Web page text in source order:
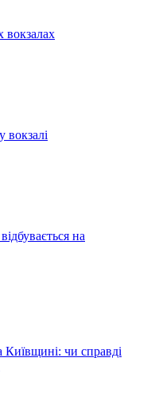
вокзалах
на
чи справді